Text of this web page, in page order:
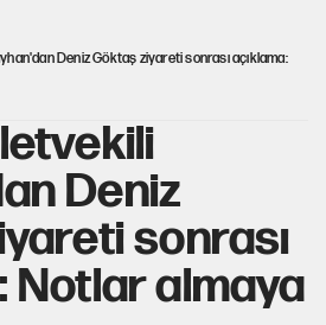
Deniz Göktaş ziyareti sonrası açıklama:
Deniz
sonrası
Notlar almaya